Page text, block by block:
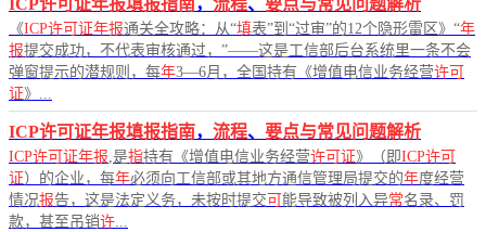
ICP许可证年报填报指南 ， 流程、 要点与常见问题解析
《ICP许可证年报通关全攻略：从“填表”到“过审”的12个隐形雷区》“年
报提交成功，不代表审核通过，”——这是工信部后台系统里一条不会
弹窗提示的潜规则，每年3—6月，全国持有《增值电信业务经营许可
证》...
ICP许可证年报填报指南， 流程、 要点与常见问题解析
ICP许可证年报,是指持有《增值电信业务经营许可证》（即ICP许可
证）的企业，每年必须向工信部或其地方通信管理局提交的年度经营
情况报告，这是法定义务，未按时提交 可 能导致被列入异常名录、罚
款，甚至吊销许...